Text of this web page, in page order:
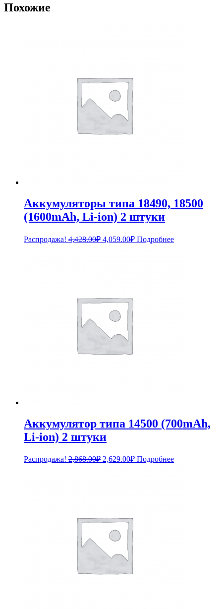
Похожие
Аккумуляторы типа 18490, 18500
(1600mAh, Li-ion) 2 штуки
Распродажа! 4,428.00₽ Первоначальная
4,059.00₽Текущая
цена:
Подробнее
Аккумулятор типа 14500 (700mAh,
Li-ion) 2 штуки
Распродажа! 2,868.00₽ Первоначальная
2,629.00₽Текущая
Подробнее